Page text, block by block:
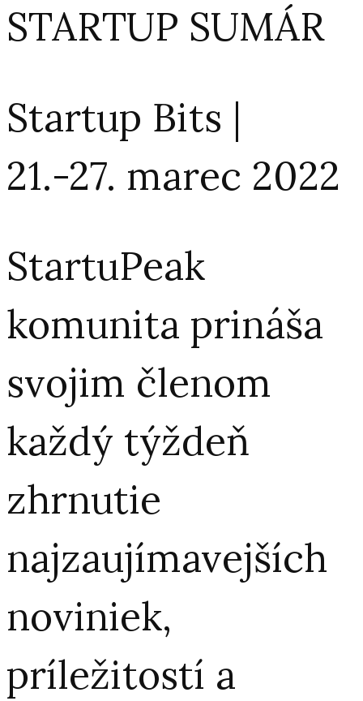
STARTUP SUMÁR
Startup Bits |
21.-27. marec 2022
StartuPeak
komunita prináša
svojim členom
každý týždeň
zhrnutie
najzaujímavejších
noviniek,
príležitostí a